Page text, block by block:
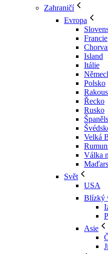
Zahraničí
Evropa
Francie
Island
Itálie
Polsko
Řecko
Rusko
Velká
Válka
Svět
USA
Blízký
Asie